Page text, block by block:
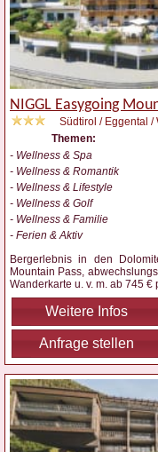
NIGGL Easygoing
Südtirol / Eggental /
Themen:
- Wellness & Spa
- Wellness & Romantik
- Wellness & Lifestyle
- Wellness & Golf
- Wellness & Familie
- Ferien & Aktiv
Bergerlebnis in den
Mountain Pass,
Wanderkarte u. v. m. ab 745 €
Weitere Infos
Anfrage stellen